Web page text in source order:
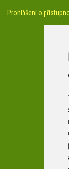
Prohlášení o